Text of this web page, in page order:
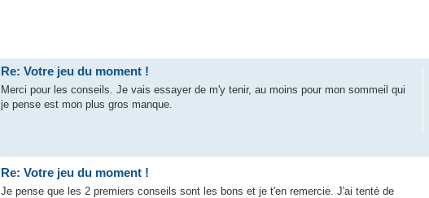
Re: Votre jeu du moment !
Merci pour les conseils. Je vais essayer de m'y tenir, au moins pour mon sommeil qui
je pense est mon plus gros manque.
Re: Votre jeu du moment !
Je pense que les 2 premiers conseils sont les bons et je t'en remercie. J'ai tenté de